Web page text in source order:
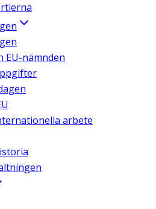
EU-nämnden
arbete